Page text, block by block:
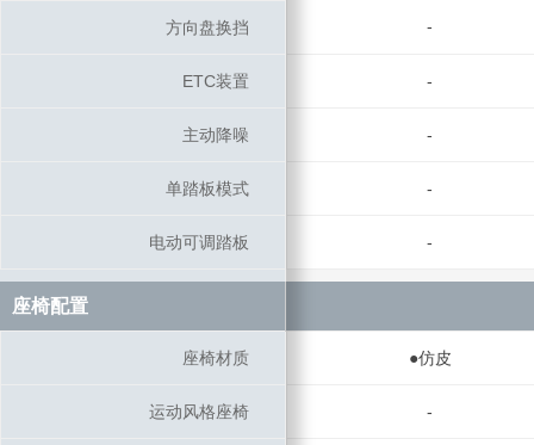
方向盘换挡 -
ETC装置 -
主动降噪 -
单踏板模式 -
电动可调踏板 -
座椅配置
座椅材质 ●仿皮
运动风格座椅 -
方向盘换挡
ETC装置
主动降噪
单踏板模式
电动可调踏板
座椅配置
座椅材质
运动风格座椅